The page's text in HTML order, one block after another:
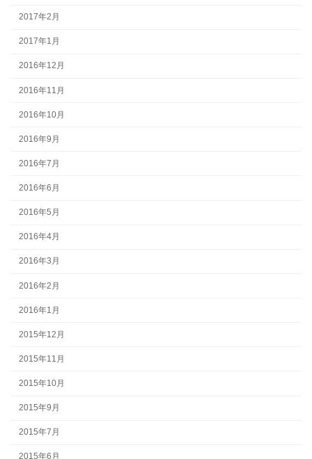
2017年2月
2017年1月
2016年12月
2016年11月
2016年10月
2016年9月
2016年7月
2016年6月
2016年5月
2016年4月
2016年3月
2016年2月
2016年1月
2015年12月
2015年11月
2015年10月
2015年9月
2015年7月
2015年6月